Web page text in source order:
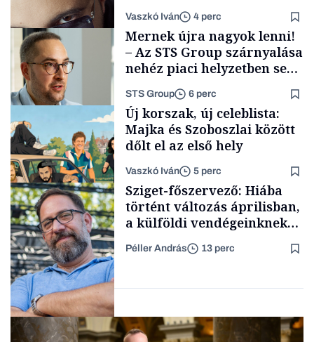
Forbes-sztori
gondolataimat akartam
kimondani
Vaszkó Iván 4 perc
Támogatói tartalom
Mernek újra nagyok lenni!
– Az STS Group szárnyalása
nehéz piaci helyzetben sem
STS Group 6 perc
Lista
Új korszak, új celeblista:
Majka és Szoboszlai között
dőlt el az első hely
Vaszkó Iván 5 perc
Interjú
Sziget-főszervező: Hiába
történt változás áprilisban,
a külföldi vendégeinknek
alakítsanak ki
Péller András 13 perc